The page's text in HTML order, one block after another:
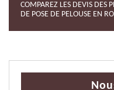
COMPAREZ LES DEVIS DES
DE POSE DE PELOUSE EN